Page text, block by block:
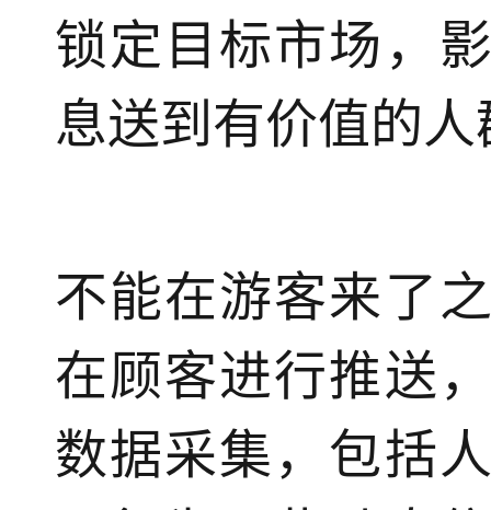
锁定目标市场，
息送到有价值的人
不能在游客来了
在顾客进行推送
数据采集，包括